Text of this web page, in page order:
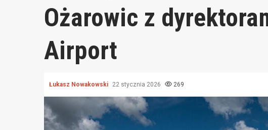
Ożarowic z
Airport
Łukasz Nowakowski 22 stycznia 2026 269